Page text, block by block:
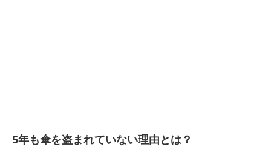
5年も傘を盗まれていない理由とは？